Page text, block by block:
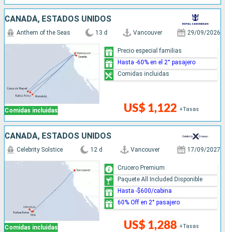
CANADÁ, ESTADOS UNIDOS
Comidas incluidas
Anthem of the Seas 13 d Vancouver 29/09/2026
US$ 1,122 +Tasas
Precio especial familias
Hasta -60% en el 2° pasajero
Comidas incluidas
CANADÁ, ESTADOS UNIDOS
Comidas incluidas
Celebrity Solstice 12 d Vancouver 17/09/2027
US$ 1,288 +Tasas
Crucero Premium
Paquete All Included Disponible
Hasta -$600/cabina
60% Off en 2° pasajero